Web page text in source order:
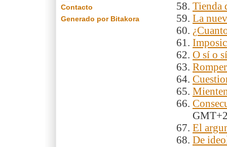
Tienda
La
O sí o sí
El
De
Contacto
Generado por Bitakora